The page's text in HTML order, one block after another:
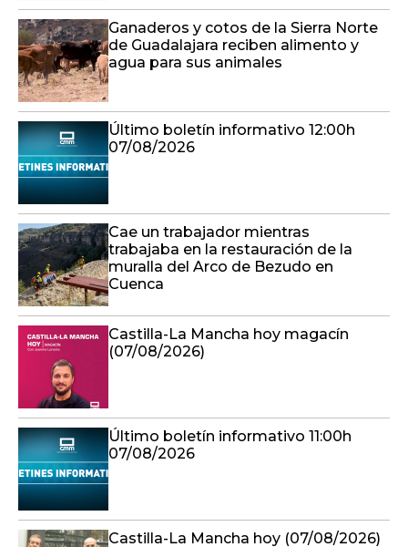
Ganaderos y cotos de la Sierra Norte
de Guadalajara reciben alimento y
agua para sus animales
Último boletín informativo 12:00h
07/08/2026
Cae un trabajador mientras
trabajaba en la restauración de la
muralla del Arco de Bezudo en
Cuenca
Castilla-La Mancha hoy magacín
(07/08/2026)
Último boletín informativo 11:00h
07/08/2026
Castilla-La Mancha hoy (07/08/2026)